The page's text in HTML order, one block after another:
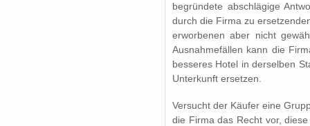
begründete abschlägige
durch die Firma zu
erworbenen aber nicht
Ausnahmefällen kann die
besseres Hotel in derselben
Unterkunft ersetzen.
Versucht der Käufer eine
die Firma das Recht vor,